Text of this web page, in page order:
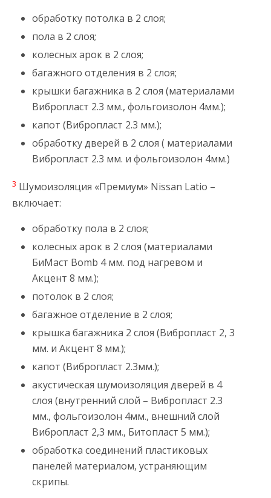
обработку потолка в 2 слоя;
пола в 2 слоя;
колесных арок в 2 слоя;
багажного отделения в 2 слоя;
крышки багажника в 2 слоя (материалами
Вибропласт 2.3 мм., фольгоизолон 4мм.);
капот (Вибропласт 2.3 мм.);
обработку дверей в 2 слоя ( материалами
Вибропласт 2.3 мм. и фольгоизолон 4мм.)
3 Шумоизоляция «Премиум» Nissan Latio –
включает:
обработку пола в 2 слоя;
колесных арок в 2 слоя (материалами
БиМаст Bomb 4 мм. под нагревом и
Акцент 8 мм.);
потолок в 2 слоя;
багажное отделение в 2 слоя;
крышка багажника 2 слоя (Вибропласт 2, 3
мм. и Акцент 8 мм.);
капот (Вибропласт 2.3мм.);
акустическая шумоизоляция дверей в 4
слоя (внутренний слой – Вибропласт 2.3
мм., фольгоизолон 4мм., внешний слой
Вибропласт 2,3 мм., Битопласт 5 мм.);
обработка соединений пластиковых
панелей материалом, устраняющим
скрипы.